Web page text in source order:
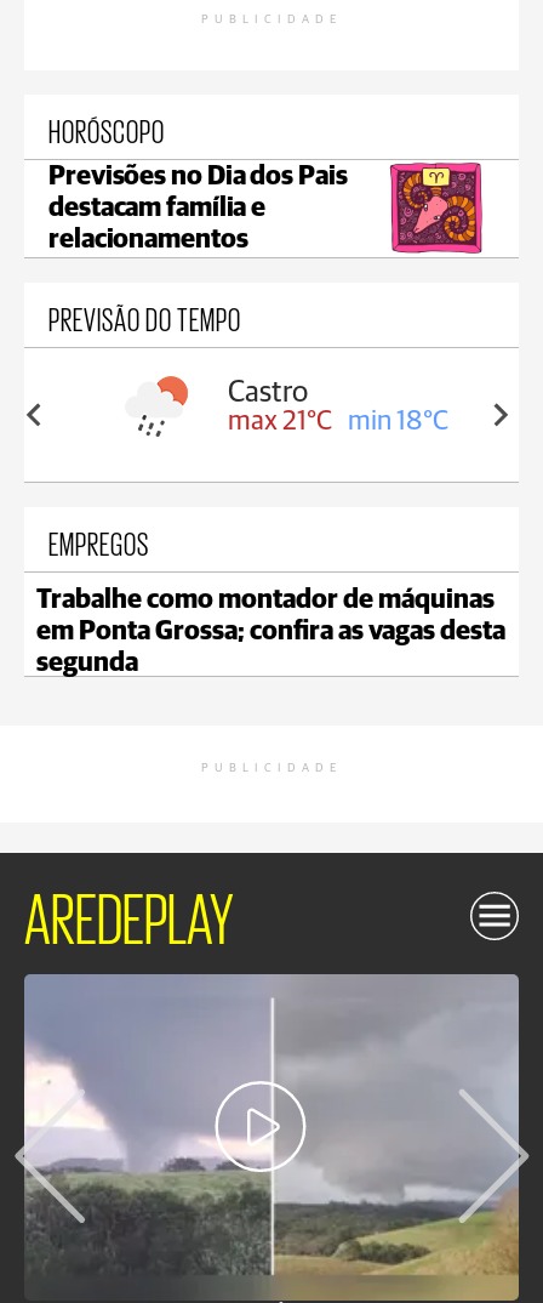
PUBLICIDADE
HORÓSCOPO
Previsões no Dia dos Pais
destacam família e
relacionamentos
PREVISÃO DO TEMPO
18°C
Castro
max 21°C min 18°C
EMPREGOS
Trabalhe como montador de máquinas
em Ponta Grossa; confira as vagas desta
segunda
PUBLICIDADE
AREDEPLAY